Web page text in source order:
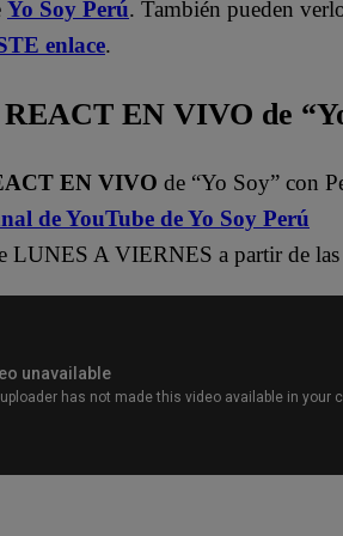
Yo Soy Perú. También pueden
enlace.
EN VIVO de
EN VIVO de “Yo Soy” con
de YouTube de Yo Soy Perú
LUNES A VIERNES a partir de